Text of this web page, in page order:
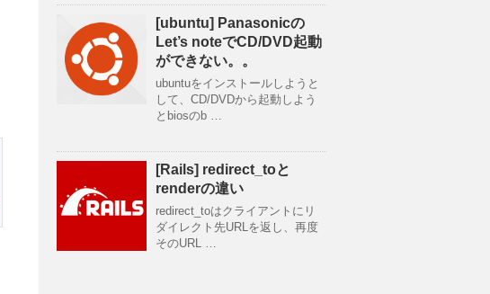
[ubuntu] Panasonicの
Let’s noteでCD/DVD起動
ができない。。
ubuntuをインストールしようと
して、CD/DVDから起動しよう
とbiosのb …
[Rails] redirect_toと
renderの違い
redirect_toはクライアントにリ
ダイレクト先URLを返し、再度
そのURL …